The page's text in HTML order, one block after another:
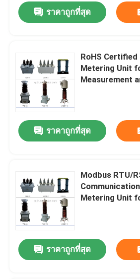
ราคาถูกที่สุด
RoHS Certified
Metering Unit
Measurement
ราคาถูกที่สุด
Modbus RTU/
Metering Unit
ราคาถูกที่สุด